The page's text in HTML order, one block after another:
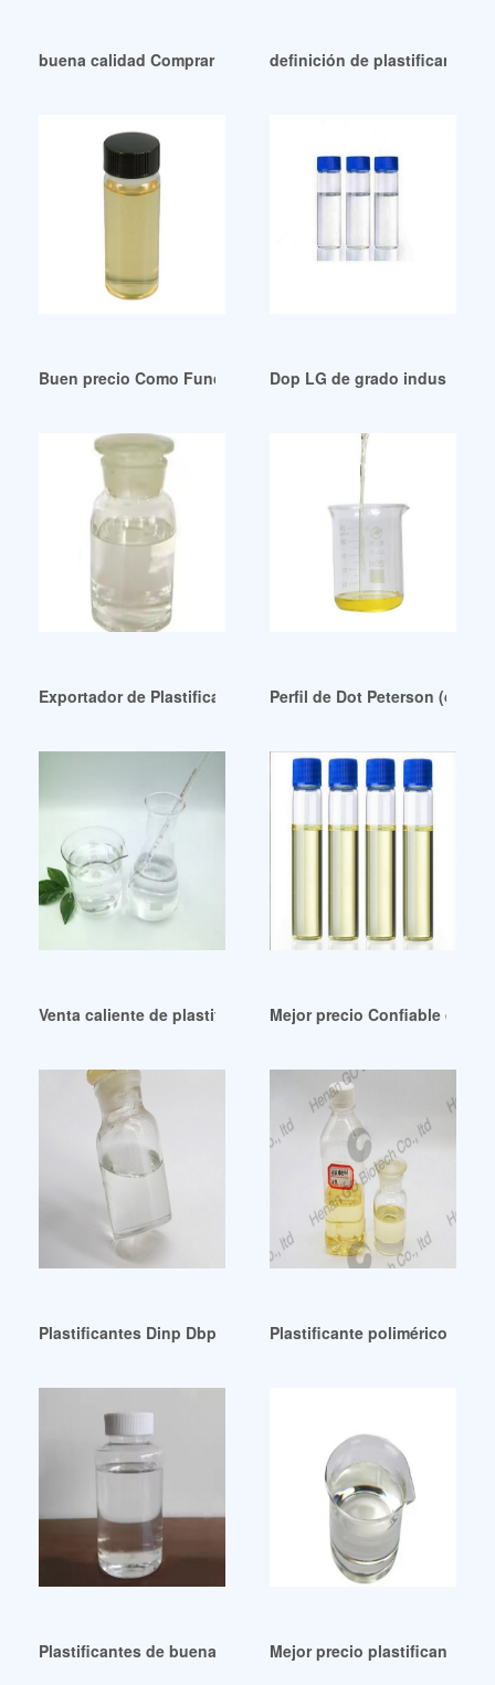
buena calidad Comprar los mejores Dop Plastificante
definición de plastificante
Buen precio Como Funciona el Plastificante Argentina
Dop LG de grado industrial
Exportador de Plastificantes Chile al mejor precio
Perfil de Dot Peterson
Venta caliente de plastificantes para películas de
Mejor precio Confiable dotp
Plastificantes Dinp Dbp de buena calidad Peru En Bolivia
Plastificante polimérico de
Plastificantes de buena calidad para butiral de polivinilo
Mejor precio plastificante